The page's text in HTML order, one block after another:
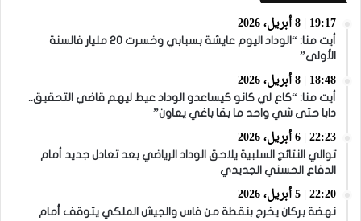
19:17 | 8 أبريل، 2026
أيت منا: “الوداد اليوم عايشة بسبابي وخسرت 20 مليار فالسنة
الأولى”
18:48 | 8 أبريل، 2026
أيت منا: “كاع لي كانو كيساعدو الوداد عيط ليهم قاضي التحقيق..
دابا حتى شي واحد ما بقا باغي يعاون”
22:23 | 6 أبريل، 2026
توالي النتائج السلبية يلاحق الوداد الرياضي بعد تعادل جديد أمام
الدفاع الحسني الجديدي
22:20 | 5 أبريل، 2026
نهضة بركان يخرج بنقطة من فاس والجيش الملكي يتوقف أمام